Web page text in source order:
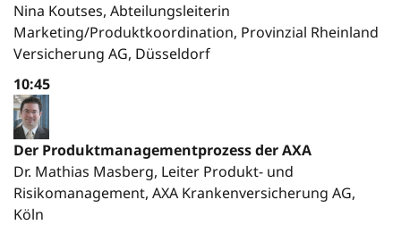
Nina Koutses, Abteilungsleiterin
Marketing/Produktkoordination, Provinzial Rheinland
Versicherung AG, Düsseldorf
10:45
Der Produktmanagementprozess der AXA
Dr. Mathias Masberg, Leiter Produkt- und
Risikomanagement, AXA Krankenversicherung AG,
Köln